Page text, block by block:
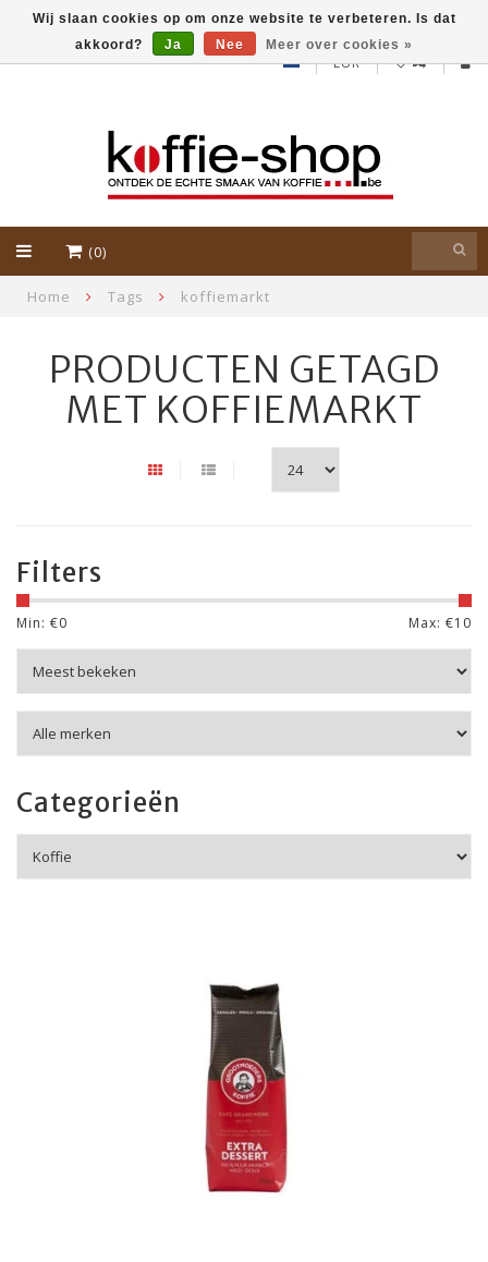
EUR
(0)
Home Tags koffiemarkt
PRODUCTEN GETAGD
MET KOFFIEMARKT
Filters
Min: €0 Max: €10
Categorieën
Wij slaan cookies op om onze website te verbeteren. Is dat
akkoord?
Ja Nee Meer over cookies »